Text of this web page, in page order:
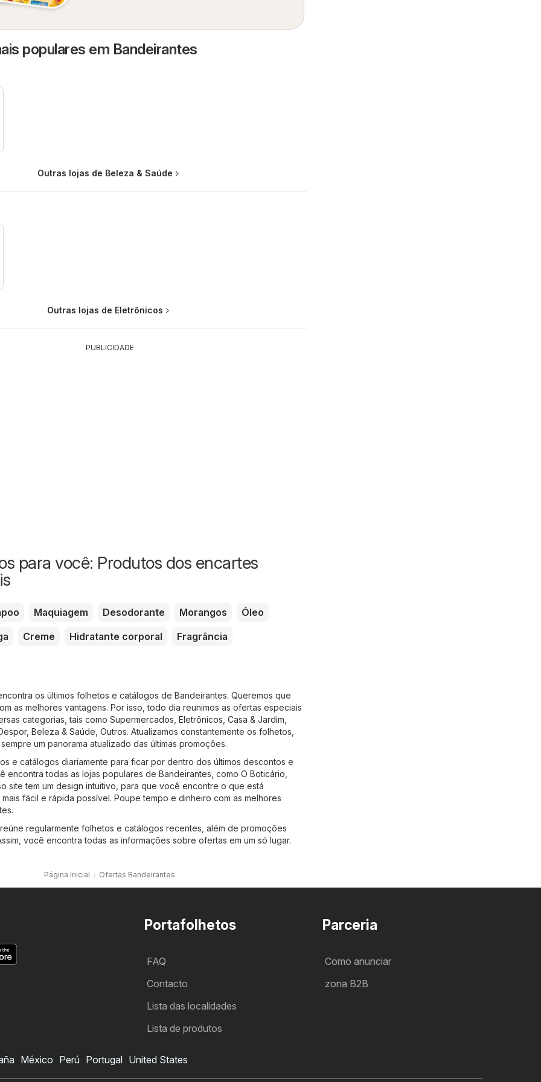
populares em Bandeirantes
Outras lojas de Beleza & Saúde
Outras lojas de Eletrônicos
PUBLICIDADE
para você: Produtos dos encartes
Maquiagem Desodorante Morangos
Óleo
Creme Hidratante corporal
Fragrância
os últimos folhetos e catálogos de Bandeirantes. Queremos que
as melhores vantagens. Por isso, todo dia reunimos as ofertas especiais
categorias, tais como Supermercados Eletrônicos Casa & Jardim
, Beleza & Saúde Outros. Atualizamos constantemente os folhetos,
um panorama atualizado das últimas promoções.
e catálogos diariamente para ficar por dentro dos últimos descontos e
encontra todas as lojas populares de Bandeirantes, como O Boticário
site tem um design intuitivo, para que você encontre o que está
fácil e rápida possível. Poupe tempo e dinheiro com as melhores
regularmente folhetos e catálogos recentes, além de promoções
você encontra todas as informações sobre ofertas em um só lugar.
Página Inicial Ofertas Bandeirantes
Portafolhetos
FAQ
Contacto
Lista das localidades
Lista de produtos
Parceria
Como anunciar
zona B2B
México Perú Portugal United States